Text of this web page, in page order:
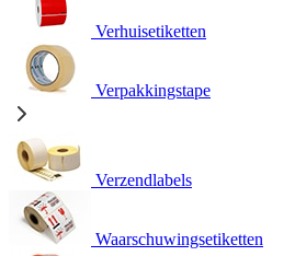
Verhuisetiketten
Verpakkingstape
Verzendlabels
Waarschuwingsetiketten